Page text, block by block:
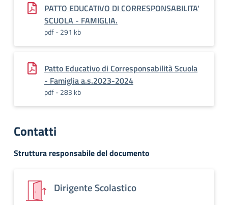
PATTO EDUCATIVO DI CORRESPONSABILITA'
SCUOLA - FAMIGLIA.
pdf - 291 kb
Patto Educativo di Corresponsabilità Scuola
- Famiglia a.s.2023-2024
pdf - 283 kb
Contatti
Struttura responsabile del documento
Dirigente Scolastico